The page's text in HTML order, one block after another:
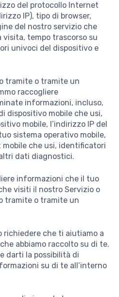
del protocollo Internet
IP), tipo di browser,
del nostro servizio che
tempo trascorso su
univoci del dispositivo e
tramite o tramite un
raccogliere
informazioni, incluso,
dispositivo mobile che usi,
mobile, l’indirizzo IP del
sistema operativo mobile,
che usi, identificatori
dati diagnostici.
informazioni che il tuo
visiti il nostro Servizio o
tramite o tramite un
richiedere che ti aiutiamo a
abbiamo raccolto su di te.
darti la possibilità di
su di te all’interno